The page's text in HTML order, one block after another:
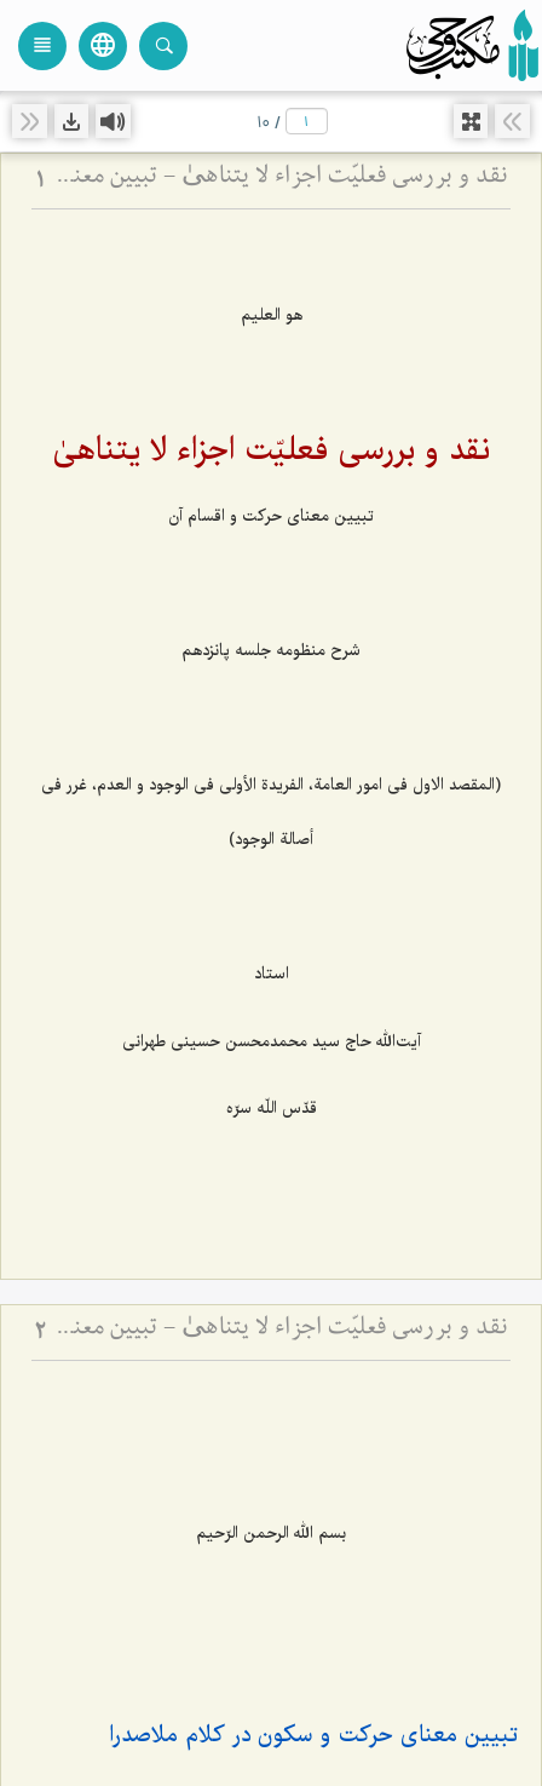
language
view_headline
/
10
نقد و بررسی فعلیّت اجزاء لا یتناهیٰ - تبیین معنای حرکت و اقسام آن 1
هو العلیم
نقد و بررسی فعلیّت اجزاء لا یتناهیٰ
تبیین معنای حرکت و اقسام آن
شرح منظومه جلسه پانزدهم
(المقصد الاول فی امور العامة، الفریدة الأولی فی الوجود و العدم، غرر فی
أصالة الوجود)
استاد
آیت‌الله حاج سید محمدمحسن حسینی طهرانی
قدّس اللّه سرّه
نقد و بررسی فعلیّت اجزاء لا یتناهیٰ - تبیین معنای حرکت و اقسام آن 2
بسم الله الرحمن الرّحیم
تبیین معنای حرکت و سکون در کلام ملاصدرا